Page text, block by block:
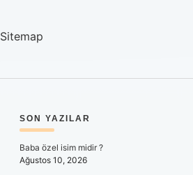
Sitemap
SIDEBAR
SON YAZILAR
Baba özel isim midir ?
Ağustos 10, 2026